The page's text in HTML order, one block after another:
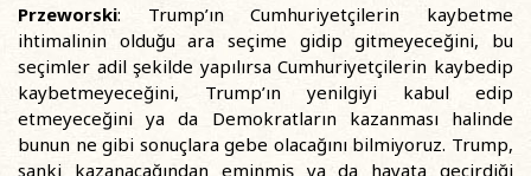
Przeworski: Trump’ın Cumhuriyetçilerin kaybetme
ihtimalinin olduğu ara seçime gidip gitmeyeceğini, bu
seçimler adil şekilde yapılırsa Cumhuriyetçilerin kaybedip
kaybetmeyeceğini, Trump’ın yenilgiyi kabul edip
etmeyeceğini ya da Demokratların kazanması halinde
bunun ne gibi sonuçlara gebe olacağını bilmiyoruz. Trump,
sanki kazanacağından eminmiş ya da hayata geçirdiği